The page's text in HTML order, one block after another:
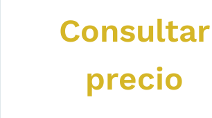
Consultar
precio